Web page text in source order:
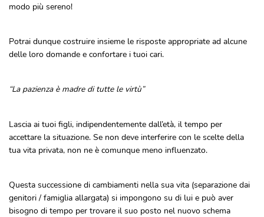
modo più sereno!
Potrai dunque costruire insieme le risposte appropriate ad alcune
delle loro domande e confortare i tuoi cari.
“La pazienza è madre di tutte le virtù”
Lascia ai tuoi figli, indipendentemente dall’età, il tempo per
accettare la situazione. Se non deve interferire con le scelte della
tua vita privata, non ne è comunque meno influenzato.
Questa successione di cambiamenti nella sua vita (separazione dai
genitori / famiglia allargata) si impongono su di lui e può aver
bisogno di tempo per trovare il suo posto nel nuovo schema